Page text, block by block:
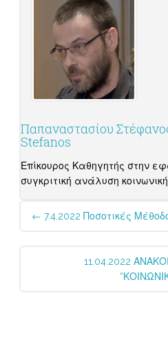
Παπαναστασίου
Stefanos
Επίκουρος Καθηγητής στην
συγκριτική ανάλυση
Post
navigation
← 7.4.2022 Ποσοτικές
11.04.2022